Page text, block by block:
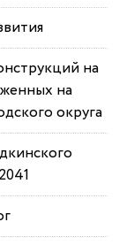
на
на
округа